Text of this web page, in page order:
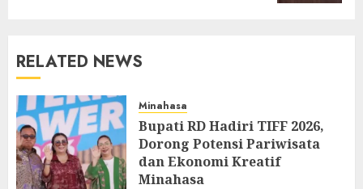
RELATED NEWS
Minahasa
Bupati RD Hadiri TIFF 2026,
Dorong Potensi Pariwisata
dan Ekonomi Kreatif
Minahasa